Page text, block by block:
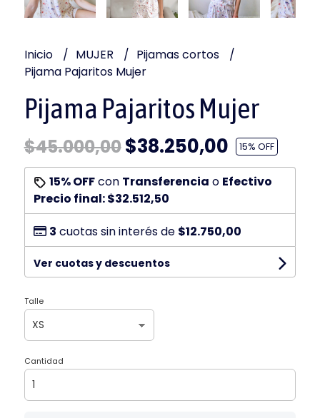
Inicio MUJER
Pijamas cortos
Pijama Pajaritos Mujer
Pijama Pajaritos Mujer
$45.000,00$38.250,00 15% OFF
15% OFFcon Transferencia o Efectivo
Precio final:$32.512,50
3 cuotas sin interés de $12.750,00
Ver cuotas y descuentos
Talle
Cantidad